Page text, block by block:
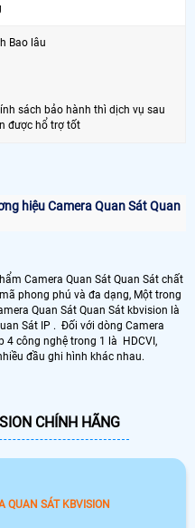
Bao lâu
sách bảo hành thì dịch vụ sau
được hổ trợ tốt
hiệu Camera Quan Sát Quan
Camera Quan Sát Quan Sát chất
phong phú và đa dạng, Một trong
Quan Sát Quan Sát kbvision là
Sát IP . Đối với dòng Camera
4 công nghệ trong 1 là HDCVI,
đầu ghi hình khác nhau.
CHÍNH HÃNG
SÁT KBVISION